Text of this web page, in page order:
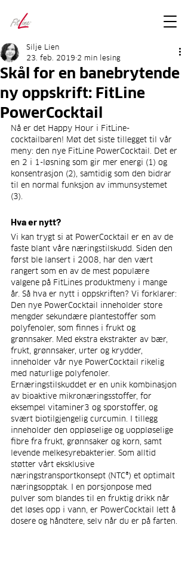
Skål for en banebrytende
ny oppskrift: FitLine
PowerCocktail
Silje Lien
23. feb. 2019 2 min lesing
Nå er det Happy Hour i FitLine-
cocktailbaren! Møt det siste tillegget til vår
meny: den nye FitLine PowerCocktail. Det er
en 2 i 1-løsning som gir mer energi (1) og
konsentrasjon (2), samtidig som den bidrar
til en normal funksjon av immunsystemet
(3).
Hva er nytt?
Vi kan trygt si at PowerCocktail er en av de
faste blant våre næringstilskudd. Siden den
først ble lansert i 2008, har den vært
rangert som en av de mest populære
valgene på FitLines produktmeny i mange
år. Så hva er nytt i oppskriften? Vi forklarer:
Den nye PowerCocktail inneholder store
mengder sekundære plantestoffer som
polyfenoler, som finnes i frukt og
grønnsaker. Med ekstra ekstrakter av bær,
frukt, grønnsaker, urter og krydder,
inneholder vår nye PowerCocktail rikelig
med naturlige polyfenoler.
Ernæringstilskuddet er en unik kombinasjon
av bioaktive mikronæringsstoffer, for
eksempel vitaminer3 og sporstoffer, og
svært biotilgjengelig curcumin. I tillegg
inneholder den oppløselige og uoppløselige
fibre fra frukt, grønnsaker og korn, samt
levende melkesyrebakterier. Som alltid
støtter vårt eksklusive
næringstransportkonsept (NTC®) et optimalt
næringsopptak. I en porsjonpose med
pulver som blandes til en fruktig drikk når
det løses opp i vann, er PowerCocktail lett å
dosere og håndtere, selv når du er på farten.